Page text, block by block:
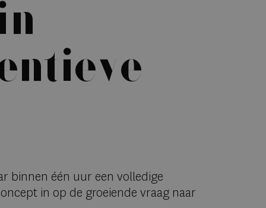
binnen één uur een volledige
in op de groeiende vraag naar